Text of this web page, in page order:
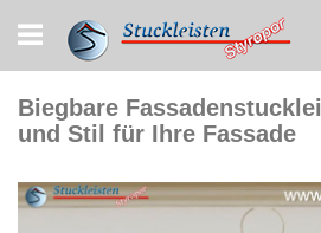
to
Content
Biegbare
und Stil für Ihre Fassade